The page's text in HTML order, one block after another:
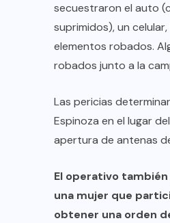
secuestraron el auto
suprimidos), un
elementos robados.
robados junto a la
Las pericias
Espinoza en el lugar
apertura de antenas
El operativo
una mujer que
obtener una orden